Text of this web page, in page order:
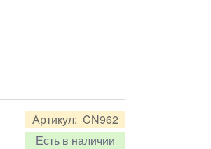
Артикул: CN962
Есть в наличии